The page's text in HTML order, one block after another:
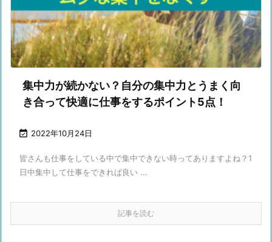
集中力が続かない？自分の集中力とうまく向
き合って快適に仕事をするポイント5点！
 2022年10月24日
皆さんも仕事をしている中で集中できない時ってありますよね？1
日中集中して仕事をできれば良い ...
記事を読む